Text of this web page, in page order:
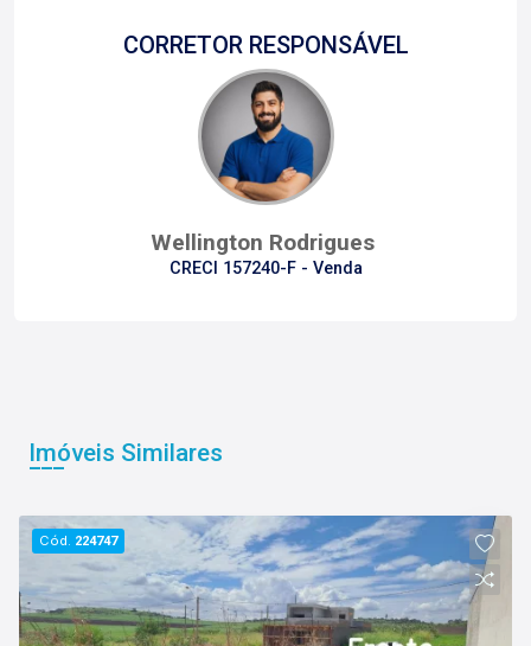
CORRETOR RESPONSÁVEL
Wellington Rodrigues
CRECI 157240-F - Venda
Imóveis Similares
Cód. 224747